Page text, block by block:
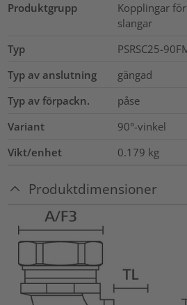
Produktgrupp
Kopplingar
slangar
Typ
PSRSC25-
Typ av anslutning
gängad
Typ av förpackn.
påse
Variant
90°-vinkel
Vikt/enhet
0.179 kg
Produktdimensioner